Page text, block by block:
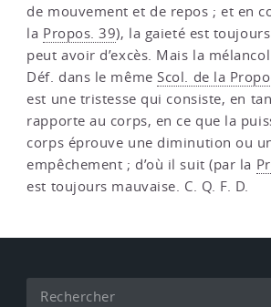
de mouvement et de repos ; et en
la Propos. 39), la gaieté est
peut avoir d’excès. Mais la
Déf. dans le même Scol. de la
est une tristesse qui consiste, en
rapporte au corps, en ce que la
corps éprouve une diminution ou
empêchement ; d’où il suit (par la
est toujours mauvaise. C. Q. F. D.